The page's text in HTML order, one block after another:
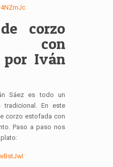
corzo
con
por Iván
Sáez es todo un
tradicional. En este
corzo estofada con
Paso a paso nos